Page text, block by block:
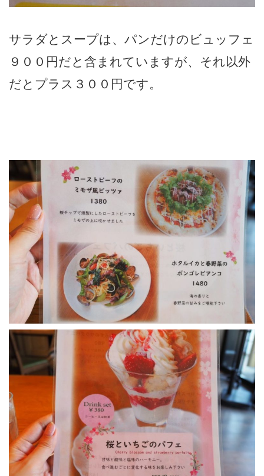
サラダとスープは、パンだけのビュッフェ
９００円だと含まれていますが、それ以外
だとプラス３００円です。